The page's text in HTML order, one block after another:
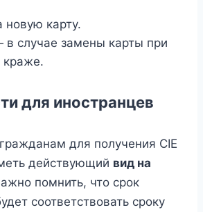
новую карту.
в случае замены карты при
краже.
для иностранцев
для получения CIE
действующий вид на
помнить, что срок
соответствовать сроку